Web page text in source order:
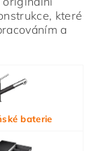
které
a
baterie